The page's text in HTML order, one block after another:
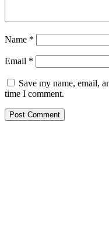
Name *
Email *
Save my name, email,
time I comment.